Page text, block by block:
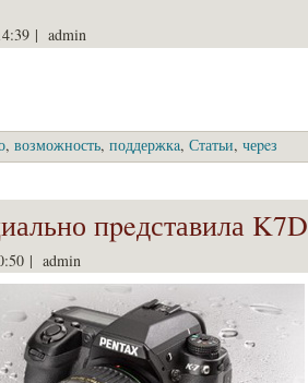
| admin
, возможность, поддержкa, Статьи, чеpeз
пpeдставила K7D
| admin